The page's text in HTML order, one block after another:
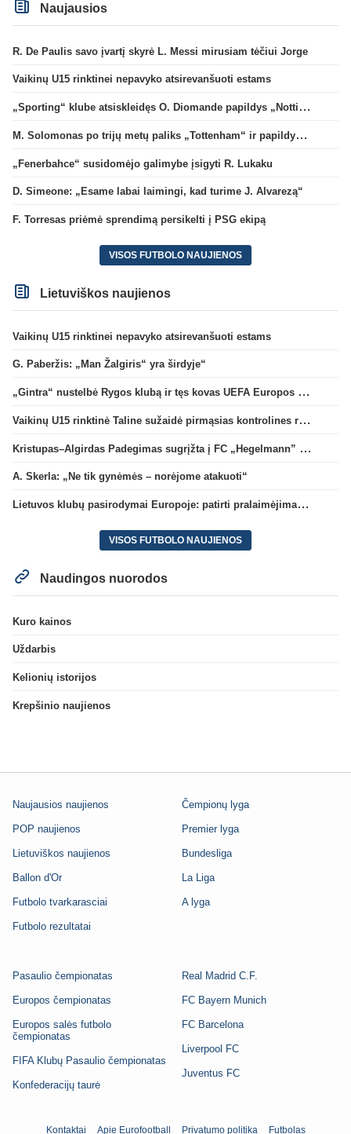
Naujausios
R. De Paulis savo įvartį skyrė L. Messi mirusiam tėčiui Jorge
Vaikinų U15 rinktinei nepavyko atsirevanšuoti estams
„Sporting“ klube atsiskleidęs O. Diomande papildys „Nottingham“ gretas
M. Solomonas po trijų metų paliks „Tottenham“ ir papildys „West Ham“ klubą
„Fenerbahce“ susidomėjo galimybe įsigyti R. Lukaku
D. Simeone: „Esame labai laimingi, kad turime J. Alvarezą“
F. Torresas priėmė sprendimą persikelti į PSG ekipą
VISOS FUTBOLO NAUJIENOS
Lietuviškos naujienos
Vaikinų U15 rinktinei nepavyko atsirevanšuoti estams
G. Paberžis: „Man Žalgiris“ yra širdyje“
„Gintra“ nustelbė Rygos klubą ir tęs kovas UEFA Europos taurės atrankoje
Vaikinų U15 rinktinė Taline sužaidė pirmąsias kontrolines rungtynes
Kristupas–Algirdas Padegimas sugrįžta į FC „Hegelmann” B sudėtį
A. Skerla: „Ne tik gynėmės – norėjome atakuoti“
Lietuvos klubų pasirodymai Europoje: patirti pralaimėjimai Kroatijos atstovams
VISOS FUTBOLO NAUJIENOS
Naudingos nuorodos
Kuro kainos
Uždarbis
Kelionių istorijos
Krepšinio naujienos
Naujausios naujienos
POP naujienos
Lietuviškos naujienos
Ballon d'Or
Futbolo tvarkarasciai
Futbolo rezultatai
Čempionų lyga
Premier lyga
Bundesliga
La Liga
A lyga
Pasaulio čempionatas
Europos čempionatas
Europos salės futbolo
čempionatas
FIFA Klubų Pasaulio čempionatas
Konfederacijų taurė
Real Madrid C.F.
FC Bayern Munich
FC Barcelona
Liverpool FC
Juventus FC
Kontaktai Apie Eurofootball Privatumo politika Futbolas